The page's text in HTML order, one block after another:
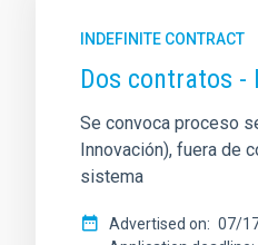
INDEFINITE CONTRACT
Dos contratos -
Se convoca proceso
Innovación), fuera de
sistema
Advertised on
07/